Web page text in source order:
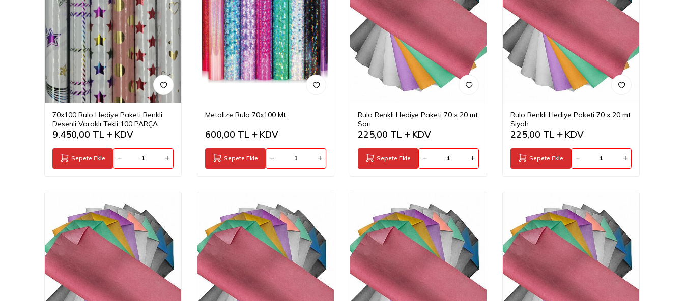
70x100 Rulo Hediye Paketi Renkli
Desenli Varaklı Tekli 100 PARÇA
9.450,00 TL KDV
Sepete Ekle
Metalize Rulo 70x100 Mt
600,00 TL KDV
Sepete Ekle
Rulo Renkli Hediye Paketi 70 x 20 mt
Sarı
225,00 TL KDV
Sepete Ekle
Rulo Renkli Hediye Paketi 70 x 20 mt
Siyah
225,00 TL KDV
Sepete Ekle